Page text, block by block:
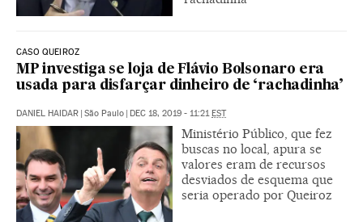
CASO QUEIROZ
MP investiga se loja de Flávio Bolsonaro era
usada para disfarçar dinheiro de ‘rachadinha’
DANIEL HAIDAR | São Paulo | DEC 18, 2019 - 11:21EST
Ministério Público, que fez
buscas no local, apura se
valores eram de recursos
desviados de esquema que
seria operado por Queiroz